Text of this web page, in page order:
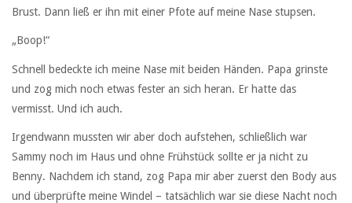
Brust. Dann ließ er ihn mit einer Pfote auf meine Nase stupsen.
„Boop!“
Schnell bedeckte ich meine Nase mit beiden Händen. Papa grinste
und zog mich noch etwas fester an sich heran. Er hatte das
vermisst. Und ich auch.
Irgendwann mussten wir aber doch aufstehen, schließlich war
Sammy noch im Haus und ohne Frühstück sollte er ja nicht zu
Benny. Nachdem ich stand, zog Papa mir aber zuerst den Body aus
und überprüfte meine Windel – tatsächlich war sie diese Nacht noch